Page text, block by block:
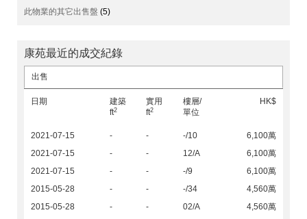
此物業的其它出售盤 (5)
康苑最近的成交紀錄
出售
日期
建築
ft2
實用
ft2
樓層/
單位
HK$
2021-07-15 - - -/10
6,100萬
2021-07-15
- - 12/A
6,100萬
2021-07-15
- - -/9
6,100萬
2015-05-28
- - -/34
4,560萬
2015-05-28
- - 02/A
4,560萬